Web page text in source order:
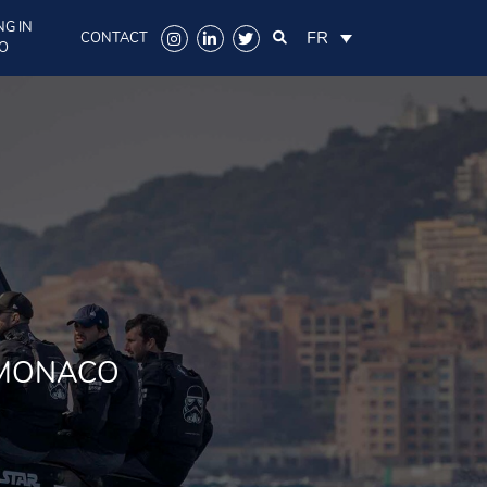
IN
CONTACT FR